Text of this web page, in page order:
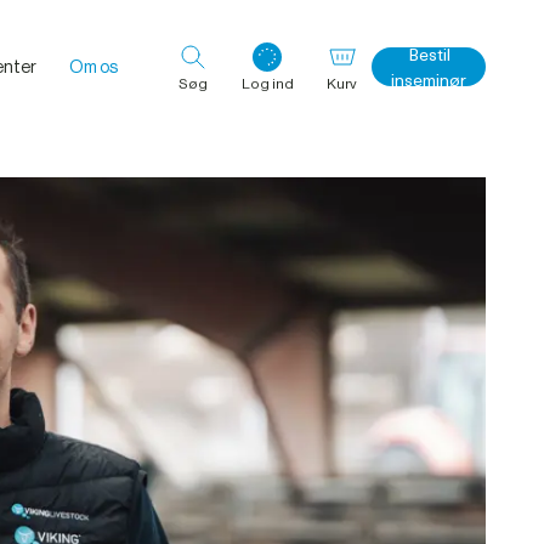
Om os
Søg Log ind Kurv
Bestil
inseminør